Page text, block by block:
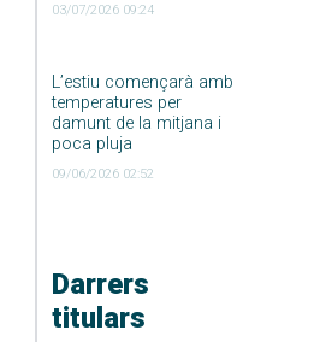
03/07/2026 09:24
L’estiu començarà amb
temperatures per
damunt de la mitjana i
poca pluja
09/06/2026 02:52
Darrers
titulars